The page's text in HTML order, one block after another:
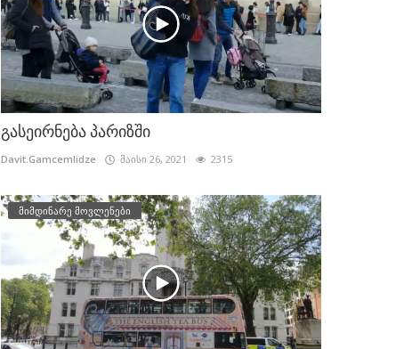
გასეირნება პარიზში
Davit.Gamcemlidze მაისი 26, 2021 2315
მიმდინარე მოვლენები